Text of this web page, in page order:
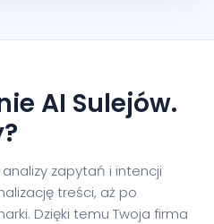
AI Sulejów.
zapytań i intencji
treści, aż po
Dzięki temu Twoja firma